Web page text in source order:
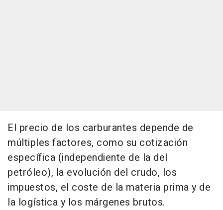
El precio de los carburantes depende de
múltiples factores, como su cotización
específica (independiente de la del
petróleo), la evolución del crudo, los
impuestos, el coste de la materia prima y de
la logística y los márgenes brutos.